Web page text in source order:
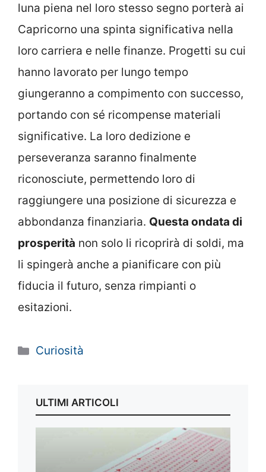
luna piena nel loro stesso segno porterà ai
Capricorno una spinta significativa nella
loro carriera e nelle finanze. Progetti su cui
hanno lavorato per lungo tempo
giungeranno a compimento con successo,
portando con sé ricompense materiali
significative. La loro dedizione e
perseveranza saranno finalmente
riconosciute, permettendo loro di
raggiungere una posizione di sicurezza e
abbondanza finanziaria. Questa ondata di
prosperità non solo li ricoprirà di soldi, ma
li spingerà anche a pianificare con più
fiducia il futuro, senza rimpianti o
esitazioni.
Categorie
Curiosità
ULTIMI ARTICOLI